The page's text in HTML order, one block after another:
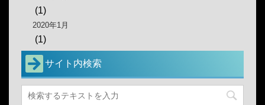
(1)
2020年1月
(1)
サイト内検索